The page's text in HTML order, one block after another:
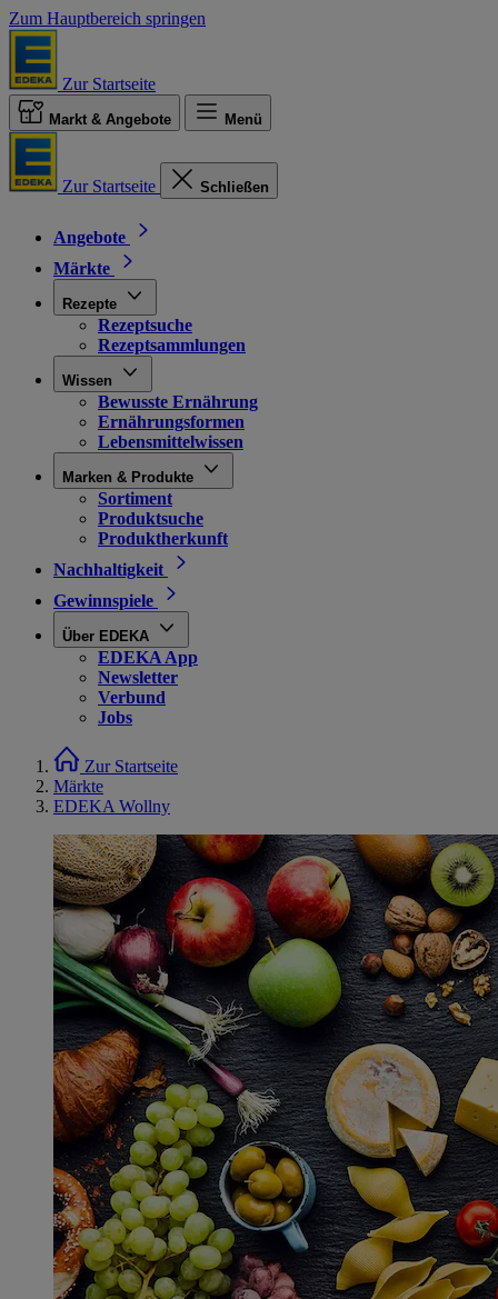
Zum Hauptbereich springen
Zur Startseite
Markt & Angebote Menü
Zur Startseite Schließen
Angebote
Märkte
Rezepte
Rezeptsuche
Rezeptsammlungen
Wissen
Bewusste Ernährung
Ernährungsformen
Lebensmittelwissen
Marken & Produkte
Sortiment
Produktsuche
Produktherkunft
Nachhaltigkeit
Gewinnspiele
Über EDEKA
EDEKA App
Newsletter
Verbund
Jobs
Zur Startseite
Märkte
EDEKA Wollny